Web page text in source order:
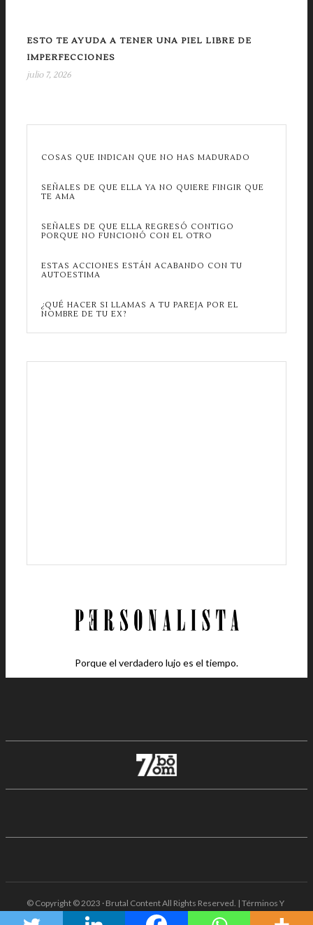
ESTO TE AYUDA A TENER UNA PIEL LIBRE DE
IMPERFECCIONES
julio 7, 2026
COSAS QUE INDICAN QUE NO HAS MADURADO
SEÑALES DE QUE ELLA YA NO QUIERE FINGIR QUE
TE AMA
SEÑALES DE QUE ELLA REGRESÓ CONTIGO
PORQUE NO FUNCIONÓ CON EL OTRO
ESTAS ACCIONES ESTÁN ACABANDO CON TU
AUTOESTIMA
¿QUÉ HACER SI LLAMAS A TU PAREJA POR EL
NOMBRE DE TU EX?
Porque el verdadero lujo es el tiempo.
© Copyright © 2023 · Brutal Content All Rights Reserved. | Términos Y
Condiciones · Aviso De Privacidad